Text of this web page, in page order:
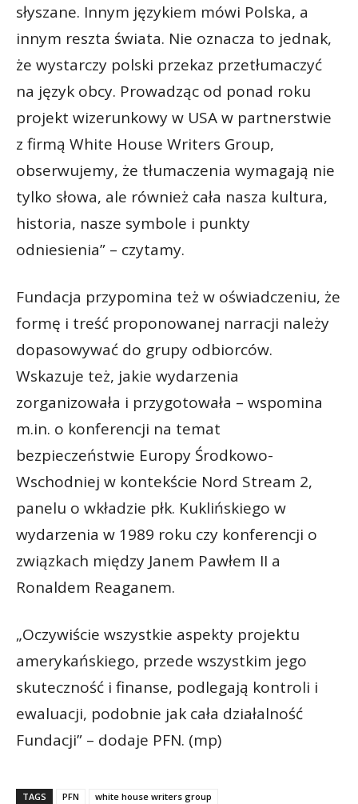
słyszane. Innym językiem mówi Polska, a
innym reszta świata. Nie oznacza to jednak,
że wystarczy polski przekaz przetłumaczyć
na język obcy. Prowadząc od ponad roku
projekt wizerunkowy w USA w partnerstwie
z firmą White House Writers Group,
obserwujemy, że tłumaczenia wymagają nie
tylko słowa, ale również cała nasza kultura,
historia, nasze symbole i punkty
odniesienia” – czytamy.
Fundacja przypomina też w oświadczeniu, że
formę i treść proponowanej narracji należy
dopasowywać do grupy odbiorców.
Wskazuje też, jakie wydarzenia
zorganizowała i przygotowała – wspomina
m.in. o konferencji na temat
bezpieczeństwie Europy Środkowo-
Wschodniej w kontekście Nord Stream 2,
panelu o wkładzie płk. Kuklińskiego w
wydarzenia w 1989 roku czy konferencji o
związkach między Janem Pawłem II a
Ronaldem Reaganem.
„Oczywiście wszystkie aspekty projektu
amerykańskiego, przede wszystkim jego
skuteczność i finanse, podlegają kontroli i
ewaluacji, podobnie jak cała działalność
Fundacji” – dodaje PFN. (mp)
TAGS PFN white house writers group